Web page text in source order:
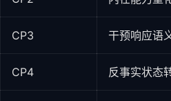
CP3 干预响应语
CP4 反事实状态